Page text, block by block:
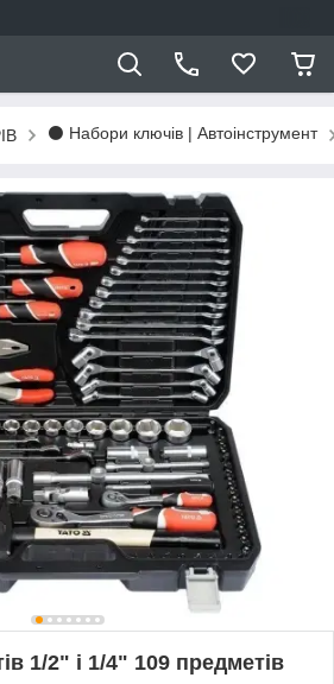
⚫ Набори ключів | Автоінструмент
1/2" і 1/4" 109 предметів